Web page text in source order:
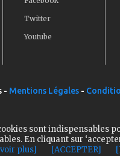
Twitter
Youtube
- Mentions Légales -
sont
En cliquant sur
plus] [ACCEPTER]